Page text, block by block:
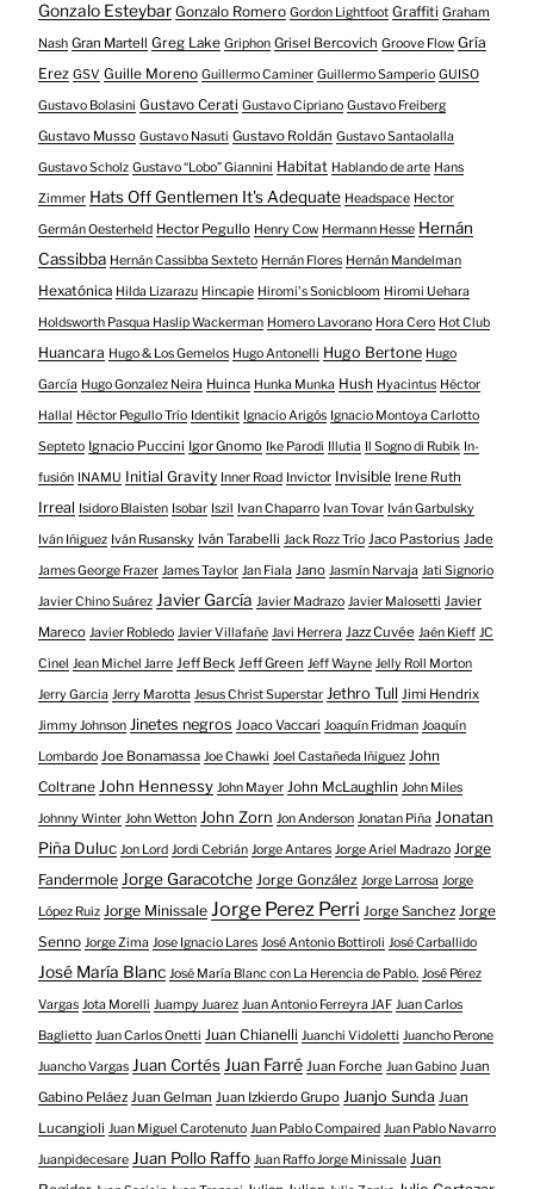
Gonzalo Esteybar Gonzalo Romero Gordon Lightfoot Graffiti Graham
Nash Gran Martell Greg Lake Griphon Grisel Bercovich Groove Flow Gría
Erez GSV Guille Moreno Guillermo Caminer Guillermo Samperio GUISO
Gustavo Bolasini Gustavo Cerati Gustavo Cipriano Gustavo Freiberg
Gustavo Musso Gustavo Nasuti Gustavo Roldán Gustavo Santaolalla
Gustavo Scholz Gustavo “Lobo” Giannini Habitat Hablando de arte Hans
Zimmer Hats Off Gentlemen It's Adequate Headspace Hector
Germán Oesterheld Hector Pegullo Henry Cow Hermann Hesse Hernán
Cassibba Hernán Cassibba Sexteto Hernán Flores Hernán Mandelman
Hexatónica Hilda Lizarazu Hincapie Hiromi's Sonicbloom Hiromi Uehara
Holdsworth Pasqua Haslip Wackerman Homero Lavorano Hora Cero Hot Club
Huancara Hugo & Los Gemelos Hugo Antonelli Hugo Bertone Hugo
García Hugo Gonzalez Neira Huinca Hunka Munka Hush Hyacintus Héctor
Hallal
Héctor Pegullo Trío Identikit Ignacio Arigós Ignacio Montoya Carlotto
Septeto Ignacio Puccini Igor Gnomo Ike Parodi Illutia Il Sogno di Rubik In-
fusión INAMU Initial Gravity Inner Road Invictor Invisible Irene Ruth
Irreal Isidoro Blaisten Isobar Iszil Ivan Chaparro Ivan Tovar Iván Garbulsky
Iván Iñiguez Iván Rusansky Iván Tarabelli Jack Rozz Trío Jaco Pastorius Jade
James George Frazer James Taylor Jan Fiala Jano Jasmín Narvaja Jati Signorio
Javier Chino Suárez Javier García Javier Madrazo Javier Malosetti Javier
Mareco Javier Robledo Javier Villafañe Javi Herrera Jazz Cuvée Jaén Kieff JC
Cinel Jean Michel Jarre Jeff Beck Jeff Green Jeff Wayne Jelly Roll Morton
Jerry Garcia Jerry Marotta Jesus Christ Superstar Jethro Tull Jimi Hendrix
Jimmy Johnson Jinetes negros Joaco Vaccari Joaquín Fridman Joaquín
Lombardo Joe Bonamassa Joe Chawki Joel Castañeda Iñiguez John
Coltrane John Hennessy John Mayer John McLaughlin John Miles
Johnny Winter John Wetton John Zorn Jon Anderson Jonatan Piña Jonatan
Piña Duluc Jon Lord Jordi Cebrián Jorge Antares Jorge Ariel Madrazo Jorge
Fandermole Jorge Garacotche Jorge González Jorge Larrosa Jorge
López Ruiz Jorge Minissale Jorge Perez Perri Jorge Sanchez Jorge
Senno Jorge Zima Jose Ignacio Lares José Antonio Bottiroli José Carballido
José María Blanc José María Blanc con La Herencia de Pablo. José Pérez
Vargas Jota Morelli Juampy Juarez Juan Antonio Ferreyra JAF Juan Carlos
Baglietto Juan Carlos Onetti Juan Chianelli Juanchi Vidoletti Juancho Perone
Juancho Vargas Juan Cortés Juan Farré Juan Forche Juan Gabino Juan
Gabino Peláez Juan Gelman Juan Izkierdo Grupo Juanjo Sunda Juan
Lucangioli Juan Miguel Carotenuto Juan Pablo Compaired Juan Pablo Navarro
Juanpidecesare Juan Pollo Raffo Juan Raffo Jorge Minissale Juan